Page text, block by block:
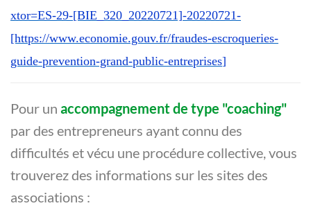
xtor=ES-29-[BIE_320_20220721]-20220721-
[https://www.economie.gouv.fr/fraudes-escroqueries-
guide-prevention-grand-public-entreprises]
Pour un accompagnement de type "coaching"
par des entrepreneurs ayant connu des
difficultés et vécu une procédure collective, vous
trouverez des informations sur les sites des
associations :